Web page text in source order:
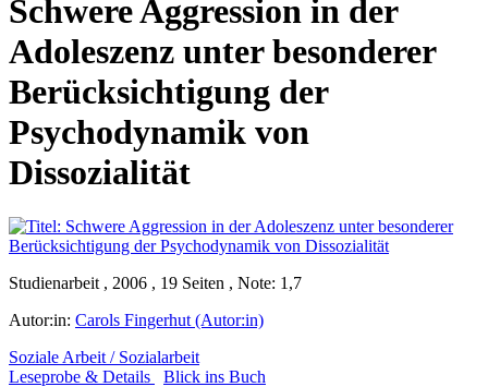
Schwere Aggression in der
Adoleszenz unter besonderer
Berücksichtigung der
Psychodynamik von
Dissozialität
Studienarbeit , 2006 , 19 Seiten , Note: 1,7
Autor:in: Carols Fingerhut (Autor:in)
Soziale Arbeit / Sozialarbeit
Leseprobe & Details
Blick ins Buch